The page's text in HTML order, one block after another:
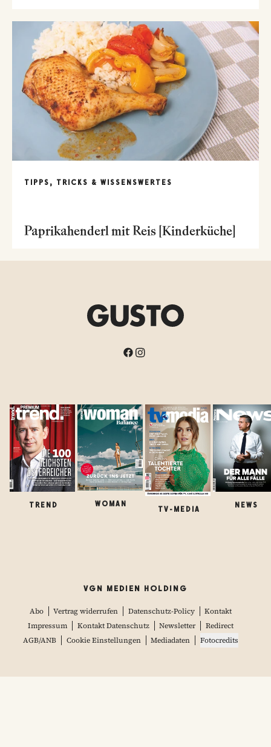
TIPPS, TRICKS & WISSENSWERTES
Paprikahenderl mit Reis [Kinderküche]
TREND WOMAN
TV-MEDIA
NEWS
VGN MEDIEN HOLDING
Abo Vertrag widerrufen Datenschutz-Policy
Kontakt
Impressum
Kontakt Datenschutz Newsletter
Redirect
AGB/ANB
Cookie Einstellungen Mediadaten Fotocredits